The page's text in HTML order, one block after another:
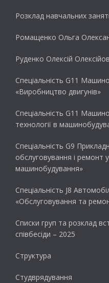
Розклад навчальних
Ромащенко Ольга
Руденко Олексій
Спеціальність G11
«Виробництво двигунів»
Спеціальність G11
технології в
Спеціальність G9
обслуговування і ремонт
машинобудування»
Спеціальність J8
«Обслуговування та
Списки груп та розклад
співбесіди – 2025
Структура
Студврядування